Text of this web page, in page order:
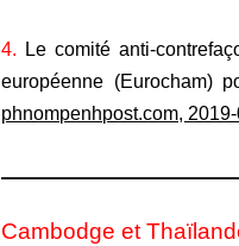
4. Le comité anti-
européenne (Eurocham)
phnompenhpost.com,
Cambodge et